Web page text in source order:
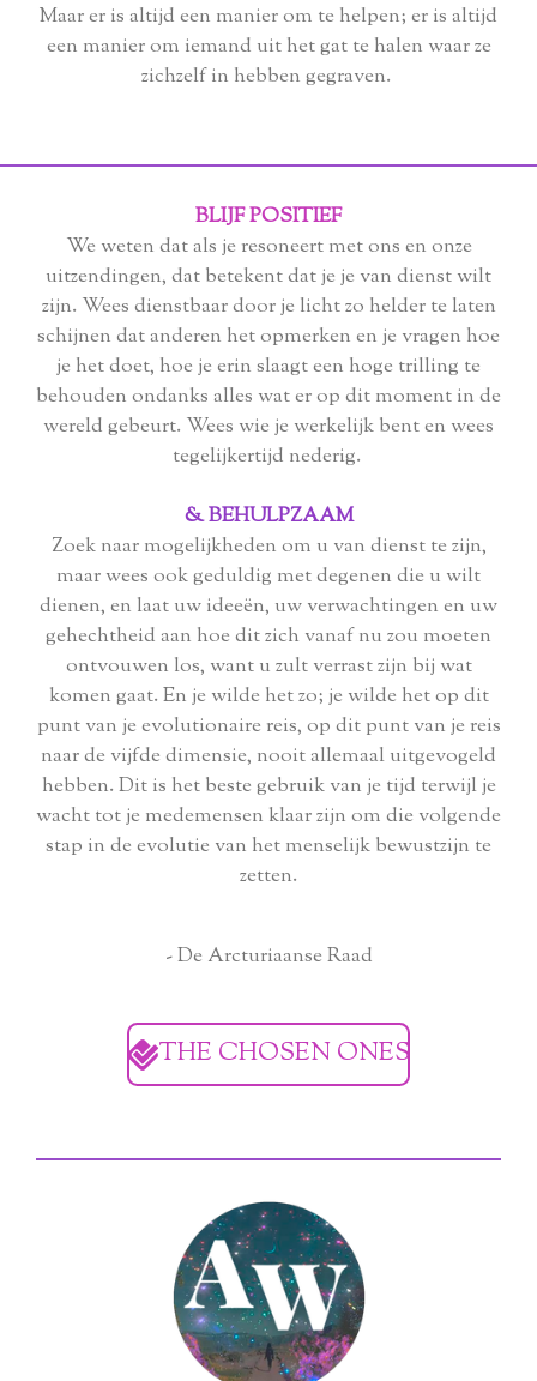
Maar er is altijd een manier om te helpen; er is altijd
een manier om iemand uit het gat te halen waar ze
zichzelf in hebben gegraven.
BLIJF POSITIEF
We weten dat als je resoneert met ons en onze
uitzendingen, dat betekent dat je je van dienst wilt
zijn. Wees dienstbaar door je licht zo helder te laten
schijnen dat anderen het opmerken en je vragen hoe
je het doet, hoe je erin slaagt een hoge trilling te
behouden ondanks alles wat er op dit moment in de
wereld gebeurt. Wees wie je werkelijk bent en wees
tegelijkertijd nederig.
& BEHULPZAAM
Zoek naar mogelijkheden om u van dienst te zijn,
maar wees ook geduldig met degenen die u wilt
dienen, en laat uw ideeën, uw verwachtingen en uw
gehechtheid aan hoe dit zich vanaf nu zou moeten
ontvouwen los, want u zult verrast zijn bij wat
komen gaat. En je wilde het zo; je wilde het op dit
punt van je evolutionaire reis, op dit punt van je reis
naar de vijfde dimensie, nooit allemaal uitgevogeld
hebben. Dit is het beste gebruik van je tijd terwijl je
wacht tot je medemensen klaar zijn om die volgende
stap in de evolutie van het menselijk bewustzijn te
zetten.
- De Arcturiaanse Raad
THE CHOSEN ONES